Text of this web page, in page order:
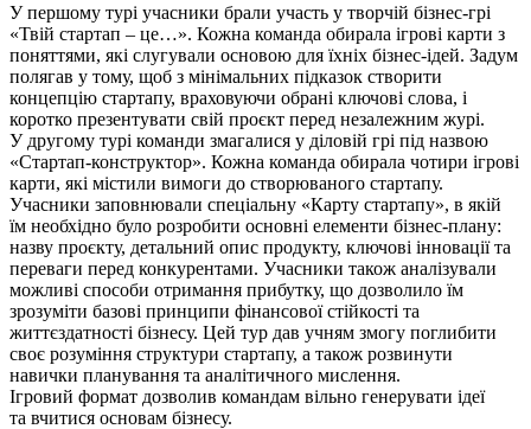
У першому турі учасники брали участь у творчій бізнес-грі
«Твій стартап – це…». Кожна команда обирала ігрові карти з
поняттями, які слугували основою для їхніх бізнес-ідей. Задум
полягав у тому, щоб з мінімальних підказок створити
концепцію стартапу, враховуючи обрані ключові слова, і
коротко презентувати свій проєкт перед незалежним журі.
У другому турі команди змагалися у діловій грі під назвою
«Стартап-конструктор». Кожна команда обирала чотири ігрові
карти, які містили вимоги до створюваного стартапу.
Учасники заповнювали спеціальну «Карту стартапу», в якій
їм необхідно було розробити основні елементи бізнес-плану:
назву проєкту, детальний опис продукту, ключові інновації та
переваги перед конкурентами. Учасники також аналізували
можливі способи отримання прибутку, що дозволило їм
зрозуміти базові принципи фінансової стійкості та
життєздатності бізнесу. Цей тур дав учням змогу поглибити
своє розуміння структури стартапу, а також розвинути
навички планування та аналітичного мислення.
Ігровий формат дозволив командам вільно генерувати ідеї
та вчитися основам бізнесу.